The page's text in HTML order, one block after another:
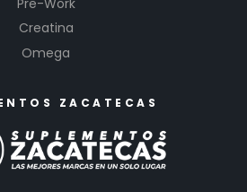
Creatina
Omega
ZACATECAS